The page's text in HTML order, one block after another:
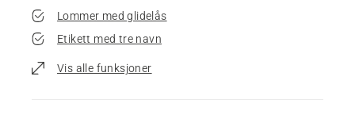
Lommer med glidelås
Etikett med tre navn
Vis alle funksjoner